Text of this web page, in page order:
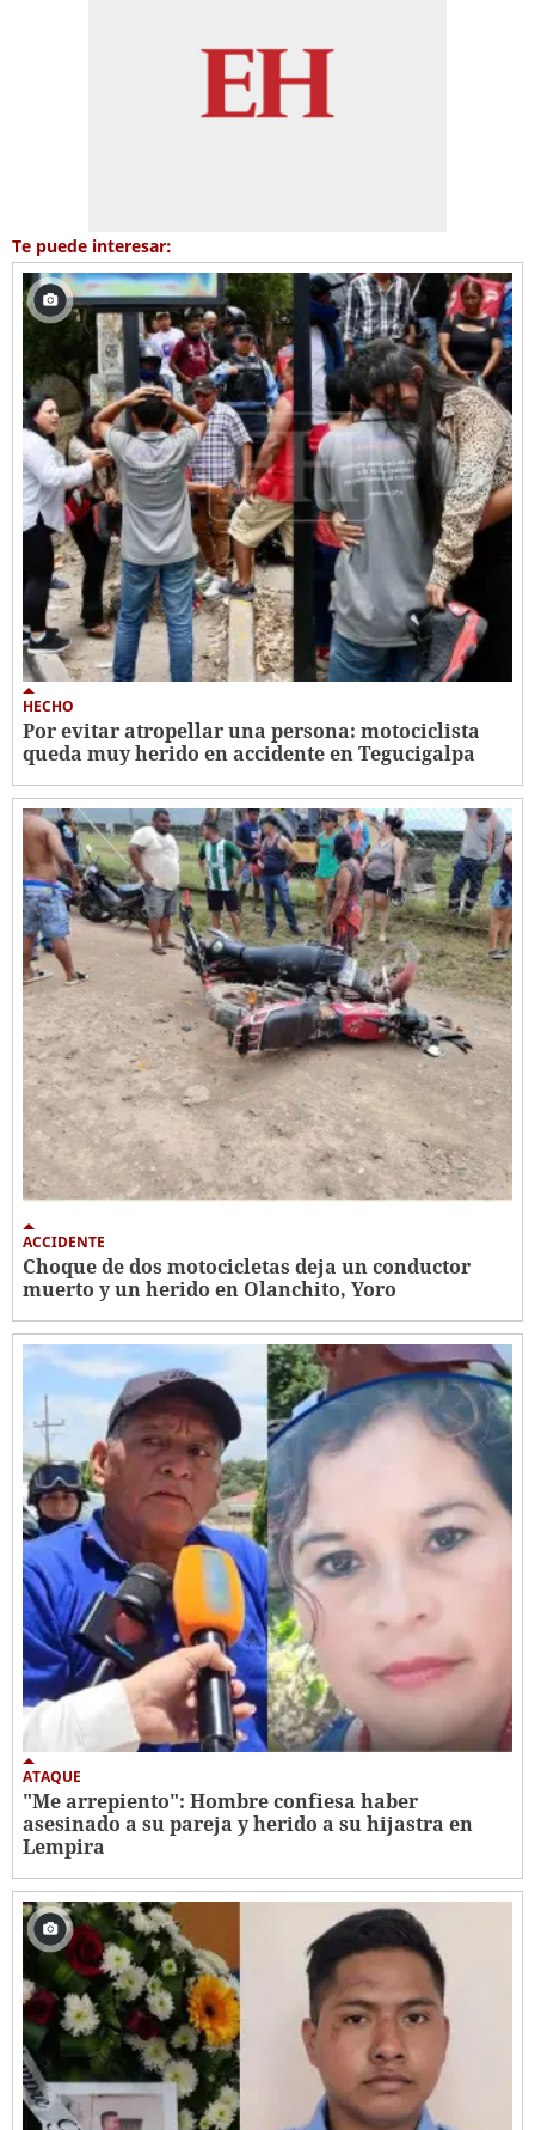
Te puede interesar:
HECHO
Por evitar atropellar una persona: motociclista
queda muy herido en accidente en Tegucigalpa
ACCIDENTE
Choque de dos motocicletas deja un conductor
muerto y un herido en Olanchito, Yoro
ATAQUE
"Me arrepiento": Hombre confiesa haber
asesinado a su pareja y herido a su hijastra en
Lempira